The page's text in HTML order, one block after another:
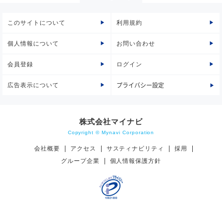
このサイトについて 利用規約
個人情報について お問い合わせ
会員登録 ログイン
広告表示について プライバシー設定
株式会社マイナビ
Copyright © Mynavi Corporation
会社概要 アクセス サスティナビリティ
採用
グループ企業
個人情報保護方針